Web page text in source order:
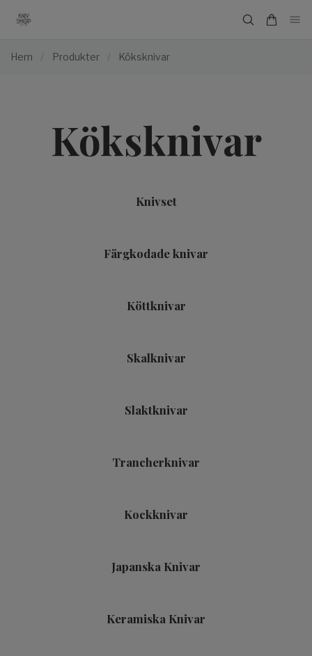
Hem / Produkter / Köksknivar
Köksknivar
Knivset
Färgkodade knivar
Köttknivar
Skalknivar
Slaktknivar
Trancherknivar
Kockknivar
Japanska Knivar
Keramiska Knivar